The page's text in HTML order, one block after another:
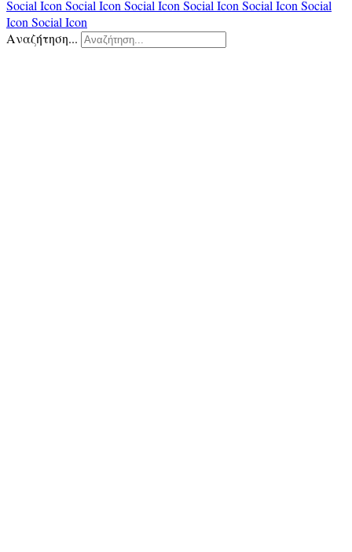
Social Icon Social Icon Social Icon Social Icon Social Icon Social
Icon Social Icon
Αναζήτηση...